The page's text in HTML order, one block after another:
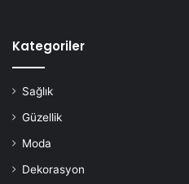
Kategoriler
Sağlık
Güzellik
Moda
Dekorasyon